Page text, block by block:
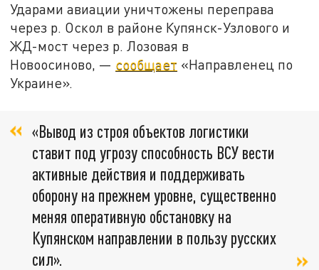
Ударами авиации уничтожены переправа
через р. Оскол в районе Купянск-Узлового и
ЖД-мост через р. Лозовая в
Новоосиново, — сообщает «Направленец по
Украине».
«Вывод из строя объектов логистики
ставит под угрозу способность ВСУ вести
активные действия и поддерживать
оборону на прежнем уровне, существенно
меняя оперативную обстановку на
Купянском направлении в пользу русских
сил».